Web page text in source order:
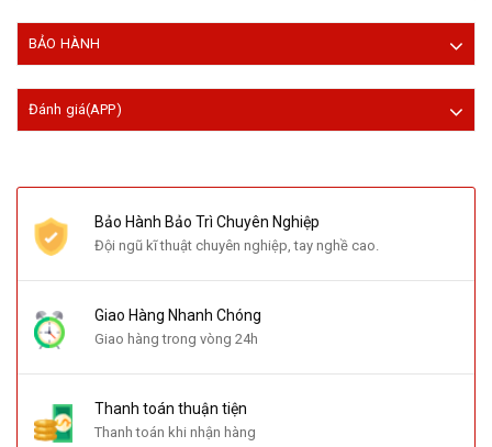
BẢO HÀNH
Đánh giá(APP)
Bảo Hành Bảo Trì Chuyên Nghiệp
Đội ngũ kĩ thuật chuyên nghiệp, tay nghề cao.
Giao Hàng Nhanh Chóng
Giao hàng trong vòng 24h
Thanh toán thuận tiện
Thanh toán khi nhận hàng